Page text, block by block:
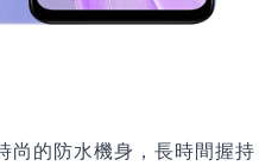
的防水機身，長時間握持